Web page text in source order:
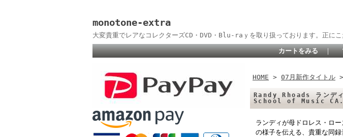
monotone-extra
大変貴重でレアなコレクターズCD・DVD・Blu-raｙを取り扱っております。正に
カートをみる ｜
HOME > 07月新作タイトル
Randy Rhoads ランデ
School of Music
ランディが母ドロレス・ロ
の様子を伝える、貴重な同